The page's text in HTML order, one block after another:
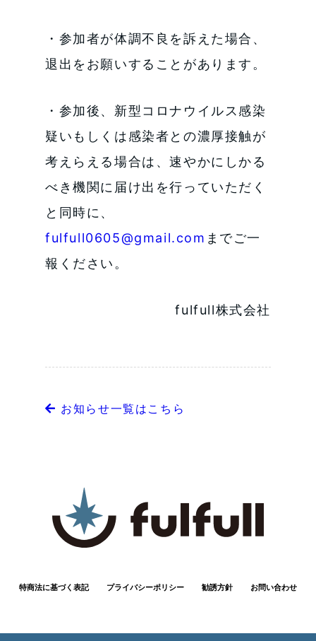
・参加者が体調不良を訴えた場合、
退出をお願いすることがあります。
・参加後、新型コロナウイルス感染
疑いもしくは感染者との濃厚接触が
考えらえる場合は、速やかにしかる
べき機関に届け出を行っていただく
と同時に、
fulfull0605@gmail.com までご一
報ください。
fulfull株式会社
お知らせ一覧はこちら
特商法に基づく表記 プライバシーポリシー 勧誘方針 お問い合わせ